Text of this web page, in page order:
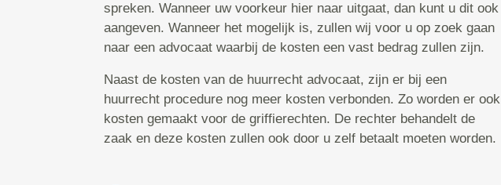
spreken. Wanneer uw voorkeur hier naar uitgaat, dan kunt u dit ook
aangeven. Wanneer het mogelijk is, zullen wij voor u op zoek gaan
naar een advocaat waarbij de kosten een vast bedrag zullen zijn.
Naast de kosten van de huurrecht advocaat, zijn er bij een
huurrecht procedure nog meer kosten verbonden. Zo worden er ook
kosten gemaakt voor de griffierechten. De rechter behandelt de
zaak en deze kosten zullen ook door u zelf betaalt moeten worden.